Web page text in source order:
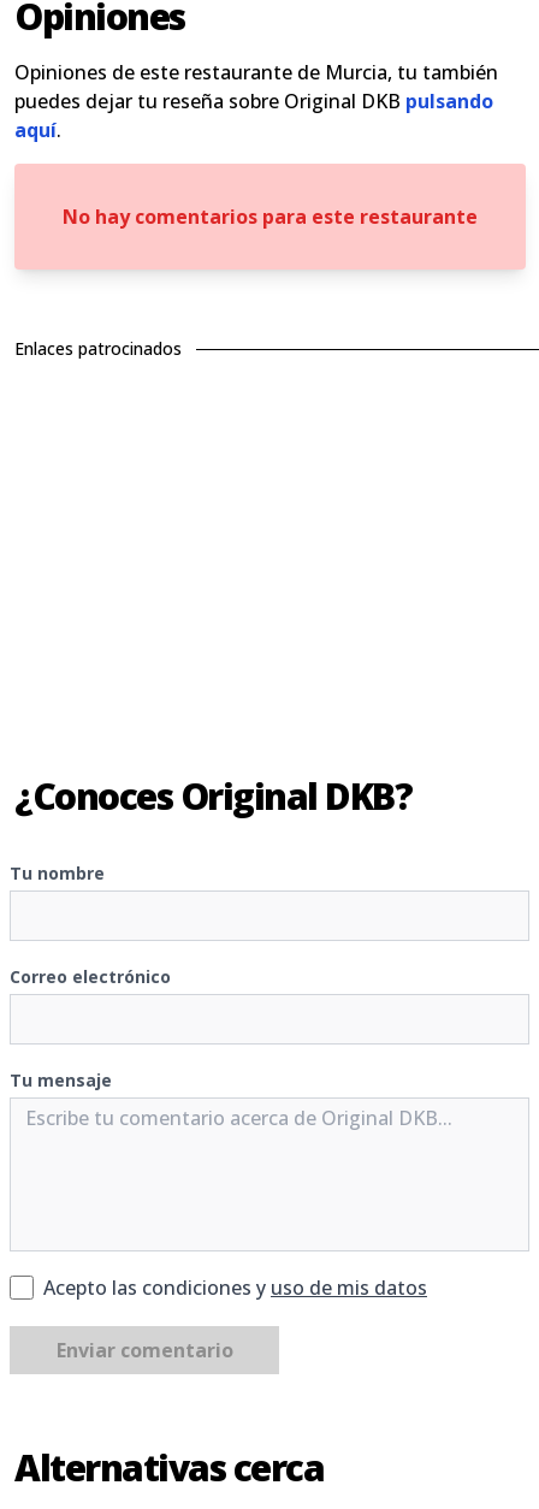
Opiniones
Opiniones de este restaurante de Murcia, tu también
puedes dejar tu reseña sobre Original DKB pulsando
aquí.
No hay comentarios para este restaurante
Enlaces patrocinados
¿Conoces Original DKB?
Tu nombre
Correo electrónico
Tu mensaje
Acepto las condiciones y uso de mis datos
Enviar comentario
Alternativas cerca